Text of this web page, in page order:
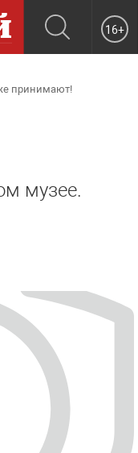
16+
принимают!
музее.